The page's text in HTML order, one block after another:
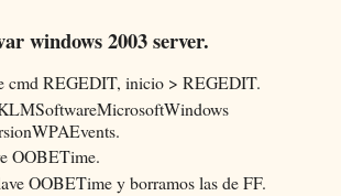
windows 2003 server.
cmd REGEDIT, inicio > REGEDIT.
OOBETime.
OOBETime y borramos las de FF.